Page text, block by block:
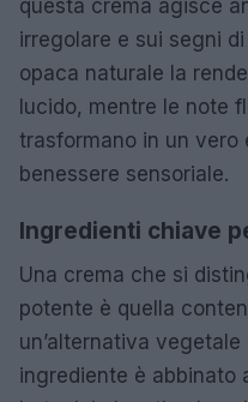
questa crema agisce
irregolare e sui segni
opaca naturale la
lucido, mentre le note
trasformano in un vero
benessere sensoriale.
Ingredienti chiave
Una crema che si
potente è quella
un’alternativa
ingrediente è abbinato